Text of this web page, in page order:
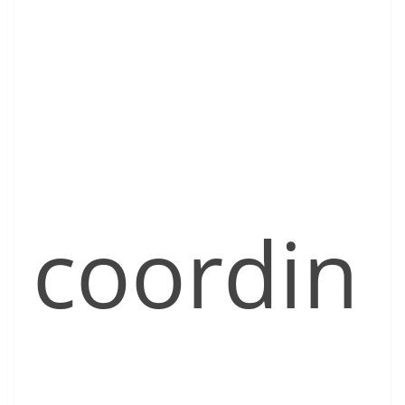
coordin